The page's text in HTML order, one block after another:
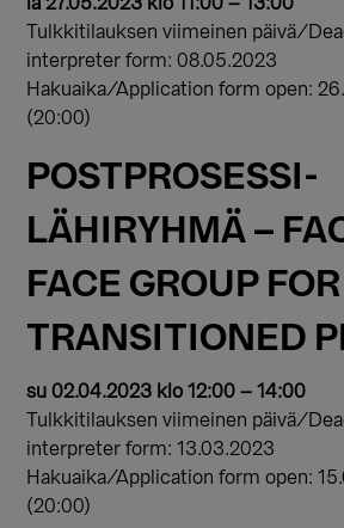
Tulkkitilauksen viimeinen päivä/
interpreter form: 08.05.2023
Hakuaika/Application form open:
(20:00)
POSTPROSESSI-
LÄHIRYHMÄ –
FACE GROUP FOR
TRANSITIONED
su 02.04.2023 klo 12:00 – 14:00
Tulkkitilauksen viimeinen päivä/
interpreter form: 13.03.2023
Hakuaika/Application form open:
(20:00)